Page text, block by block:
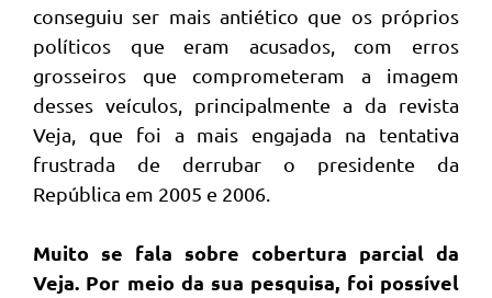
conseguiu ser mais antiético que os próprios
políticos que eram acusados, com erros
grosseiros que comprometeram a imagem
desses veículos, principalmente a da revista
Veja, que foi a mais engajada na tentativa
frustrada de derrubar o presidente da
República em 2005 e 2006.
Muito se fala sobre cobertura parcial da
Veja. Por meio da sua pesquisa, foi possível